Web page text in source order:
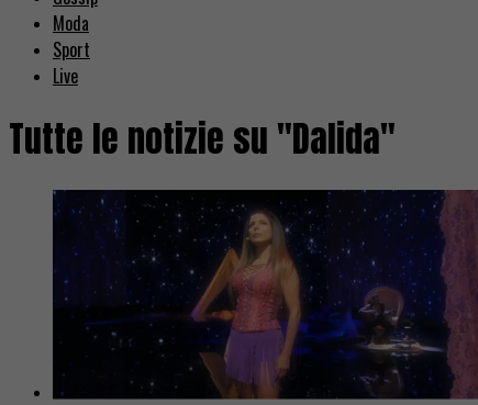
Moda
Sport
Live
Tutte le notizie su "Dalida"